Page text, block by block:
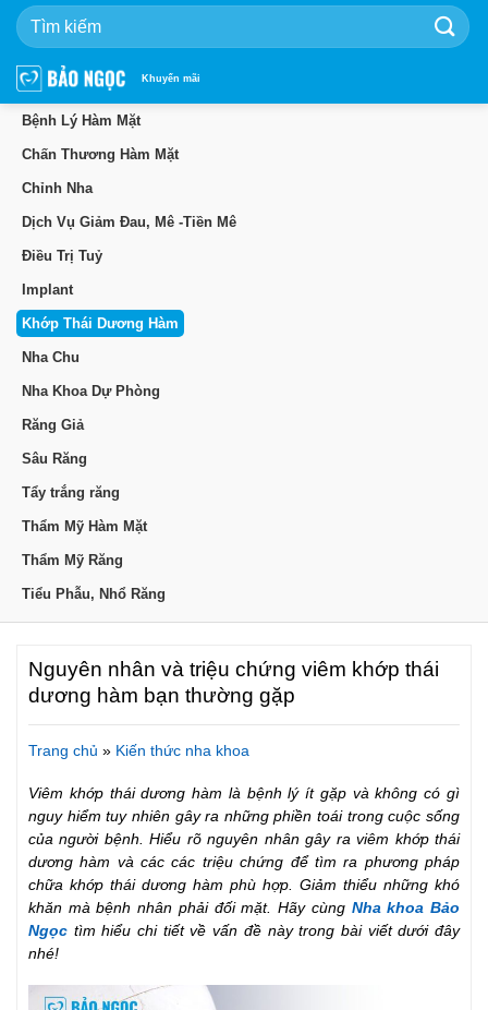
qua
dung
Khuyến mãi
Bệnh Lý Hàm Mặt
Chấn Thương Hàm Mặt
Chỉnh Nha
Dịch Vụ Giảm Đau, Mê -Tiền Mê
Điều Trị Tuỷ
Implant
Khớp Thái Dương Hàm
Nha Chu
Nha Khoa Dự Phòng
Răng Giả
Sâu Răng
Tẩy trắng răng
Thẩm Mỹ Hàm Mặt
Thẩm Mỹ Răng
Tiểu Phẫu, Nhổ Răng
Nguyên nhân và triệu chứng viêm khớp thái
dương hàm bạn thường gặp
Trang chủ » Kiến thức nha khoa
Viêm khớp thái dương hàm là bệnh lý ít gặp và không có gì
nguy hiểm tuy nhiên gây ra những phiền toái trong cuộc sống
của người bệnh. Hiểu rõ nguyên nhân gây ra viêm khớp thái
dương hàm và các các triệu chứng để tìm ra phương pháp
chữa khớp thái dương hàm phù hợp. Giảm thiểu những khó
khăn mà bệnh nhân phải đối mặt. Hãy cùng Nha khoa Bảo
Ngọc tìm hiểu chi tiết về vấn đề này trong bài viết dưới đây
nhé!